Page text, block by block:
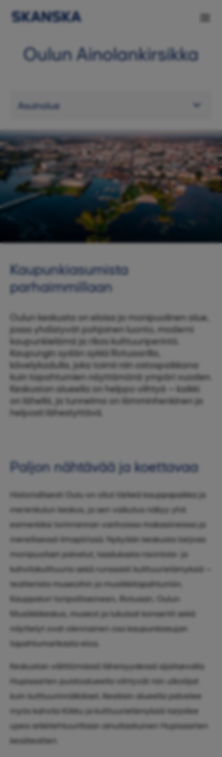
Oulun Ainolankirsikka
Kaupunkiasumista
parhaimmillaan
Oulun keskusta on eloisa ja monipuolinen alue,
jossa yhdistyvät pohjoinen luonto, moderni
kaupunkielämä ja rikas kulttuuriperintö.
Kaupungin sydän sykkii Rotuaarilla,
kävelykadulla, joka toimii niin ostospaikkana
kuin tapahtumien näyttämönä ympäri vuoden.
Keskustan alueella on helppo viihtyä – kaikki
on lähellä, ja tunnelma on lämminhenkinen ja
helposti lähestyttävä.
Paljon nähtävää ja koettavaa
Historiallisesti Oulu on ollut tärkeä kauppapaikka ja
merenkulun keskus, ja sen vaikutus näkyy yhä
esimerkiksi torinrannan vanhoissa makasiineissa ja
merellisessä ilmapiirissä. Nykyään keskusta tarjoaa
monipuoliset palvelut, laadukasta ravintola- ja
kahvilakulttuuria sekä runsaasti kulttuurielämyksiä –
teatterista museoihin ja musiikkitapahtumiin.
Kauppatori toripolliiseineen, Rotuaari, Oulun
Musiikkikeskus, museot ja lukuisat konsertit sekä
näyttelyt ovat olennainen osa kaupunkiasujan
tapahtumarikasta eloa.
Keskustan välittömässä läheisyydessä sijaitsevalla
Hupisaarten puistoalueella viihtyvät niin ulkoilijat
kuin kulttuurinnälkäiset. Kesäisin alueella palvelee
myös kahvila Kiikku ja kulttuurielämyksiä tarjoilee
upea arkkitehtuuriltaan ainutlaatuinen Hupisaarten
kesäteatteri.